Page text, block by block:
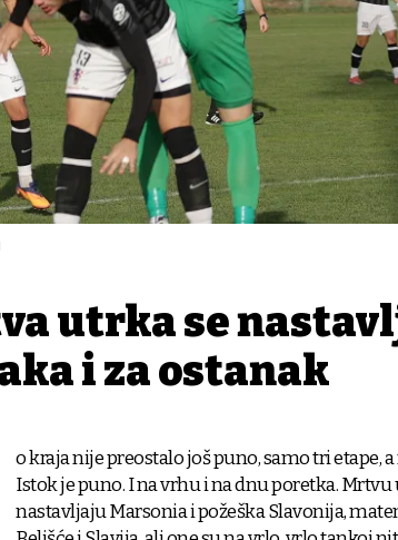
utrka se
i za ostanak
o kraja nije preostalo još puno, samo tri etape,
Istok je puno. I na vrhu i na dnu poretka.
nastavljaju Marsonia i požeška Slavonija,